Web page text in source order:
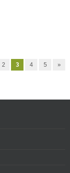
2 3 4 5 »